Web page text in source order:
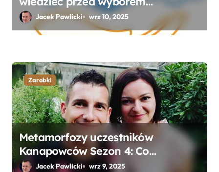
ubezpieczenia OC i AC?
Jacek Pawlicki wrz 10, 2025
Zarobki
Metamorfozy uczestników
Kanapowców Sezon 4: Co
naprawdę zaskoczyło ekspertów?
Jacek Pawlicki wrz 9, 2025